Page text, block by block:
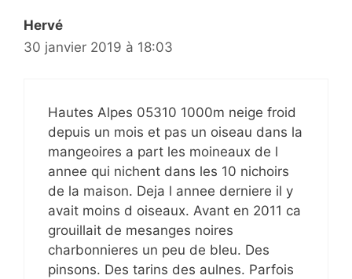
Hervé
30 janvier 2019 à 18:03
Hautes Alpes 05310 1000m neige froid
depuis un mois et pas un oiseau dans la
mangeoires a part les moineaux de l
annee qui nichent dans les 10 nichoirs
de la maison. Deja l annee derniere il y
avait moins d oiseaux. Avant en 2011 ca
grouillait de mesanges noires
charbonnieres un peu de bleu. Des
pinsons. Des tarins des aulnes. Parfois